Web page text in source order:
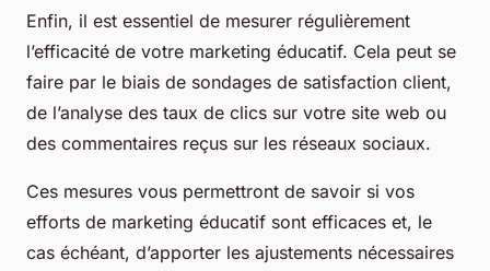
Enfin, il est essentiel de mesurer régulièrement
l’efficacité de votre marketing éducatif. Cela peut se
faire par le biais de sondages de satisfaction client,
de l’analyse des taux de clics sur votre site web ou
des commentaires reçus sur les réseaux sociaux.
Ces mesures vous permettront de savoir si vos
efforts de marketing éducatif sont efficaces et, le
cas échéant, d’apporter les ajustements nécessaires